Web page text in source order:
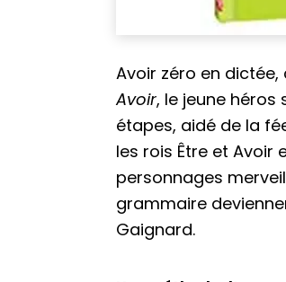
Avoir zéro en dictée,
Avoir, le jeune héros
étapes, aidé de la
les rois Être et Avoir
personnages
grammaire
Gaignard.